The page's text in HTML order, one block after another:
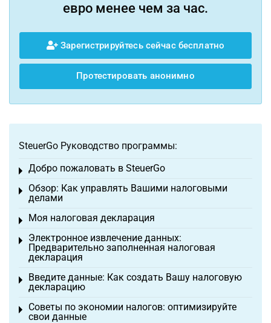
евро менее чем за час.
Зарегистрируйтесь сейчас бесплатно
Протестировать анонимно
SteuerGo Руководство программы:
Добро пожаловать в SteuerGo
Toggle menu
Обзор: Как управлять Вашими налоговыми
делами
Toggle menu
Моя налоговая декларация
Toggle menu
Электронное извлечение данных:
Предварительно заполненная налоговая
декларация
Toggle menu
Введите данные: Как создать Вашу налоговую
декларацию
Toggle menu
Советы по экономии налогов: оптимизируйте
свои данные
Toggle menu